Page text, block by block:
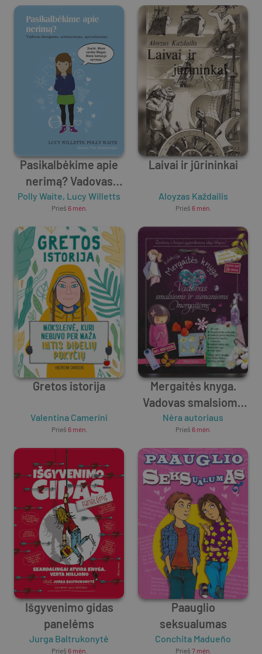
Pasikalbėkime apie
nerimą? Vadovas
draugams,
artimiesiems,
specialistams
Polly Waite, Lucy Willetts
Prieš 6 mėn.
Laivai ir jūrininkai
Aloyzas Každailis
Prieš 6 mėn.
Gretos istorija
Valentina Camerini
Prieš 6 mėn.
Mergaitės knyga.
Vadovas smalsioms
ir sumanioms
mergaitėms
Nėra autoriaus
Prieš 6 mėn.
Išgyvenimo gidas
panelėms
Jurga Baltrukonytė
Prieš 6 mėn.
Paauglio
seksualumas
Conchita Madueño
Prieš 7 mėn.